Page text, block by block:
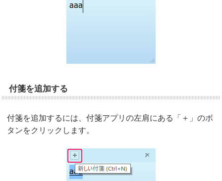
付箋を追加する
付箋を追加するには、付箋アプリの左肩にある「＋」のボ
タンをクリックします。